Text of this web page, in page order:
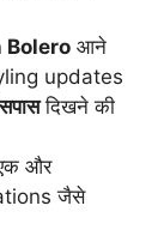
आने
updates
दिखने की
और
जैसे